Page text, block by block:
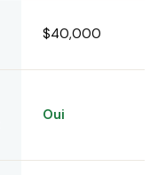
$40,000
Oui